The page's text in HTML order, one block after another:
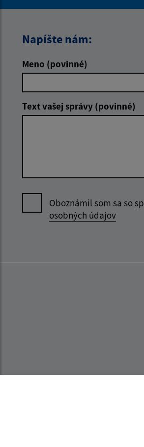
Napíšte nám:
Meno (povinné)
Text vašej správy (povinné)
Oboznámil som sa so
osobných údajov